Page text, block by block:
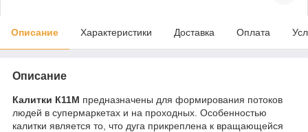
Описание Характеристики Доставка Оплата
Описание
Калитки К11М предназначены для формирования потоков
людей в супермаркетах и на проходных. Особенностью
калитки является то, что дуга прикреплена к вращающейся